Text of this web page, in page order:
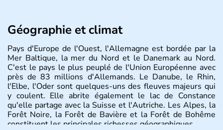
Géographie et climat
Pays d'Europe de l'Ouest, l'Allemagne est bordée par la
Mer Baltique, la mer du Nord et le Danemark au Nord.
C'est le pays le plus peuplé de l'Union Européenne avec
près de 83 millions d'Allemands. Le Danube, le Rhin,
l'Elbe, l'Oder sont quelques-uns des fleuves majeurs qui
y coulent. Elle abrite également le lac de Constance
qu'elle partage avec la Suisse et l'Autriche. Les Alpes, la
Forêt Noire, la Forêt de Bavière et la Forêt de Bohême
constituent les principales richesses géographiques.